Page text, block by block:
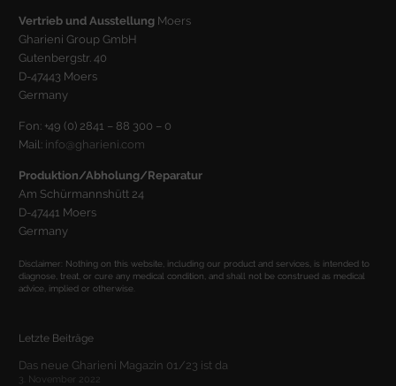
Vertrieb und Ausstellung Moers
Gharieni Group GmbH
Gutenbergstr. 40
D-47443 Moers
Germany
Fon: +49 (0) 2841 – 88 300 – 0
Mail: info@gharieni.com
Produktion/Abholung/Reparatur
Am Schürmannshütt 24
D-47441 Moers
Germany
Disclaimer: Nothing on this website, including our product and services, is intended to
diagnose, treat, or cure any medical condition, and shall not be construed as medical
advice, implied or otherwise.
Letzte Beiträge
Das neue Gharieni Magazin 01/23 ist da
3. November 2022
Alle akzeptieren
Datenschutzeinstellungen
Essenziell (1)
Essenzielle Cookies ermöglichen grundlegende Funktionen und sind für
Cookie-Informationen anzeigen
Statistiken (2)
helfen uns zu verstehen, wie unsere Besucher unsere Website nutzen.
Cookie-Informationen anzeigen
Marketing-Cookies werden von Drittanbietern oder Publishern
verwendet, um personalisierte Werbung anzuzeigen. Sie tun dies, indem